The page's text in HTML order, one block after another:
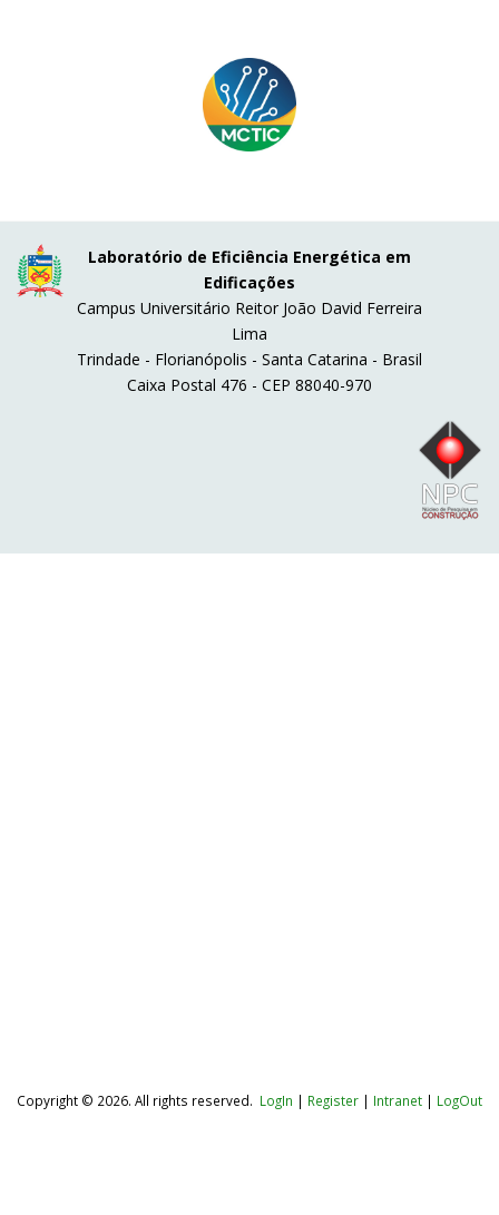
Laboratório de Eficiência Energética em
Edificações
Campus Universitário Reitor João David Ferreira
Lima
Trindade - Florianópolis - Santa Catarina - Brasil
Caixa Postal 476 - CEP 88040-970
Copyright © 2026. All rights reserved. LogIn | Register | Intranet | LogOut